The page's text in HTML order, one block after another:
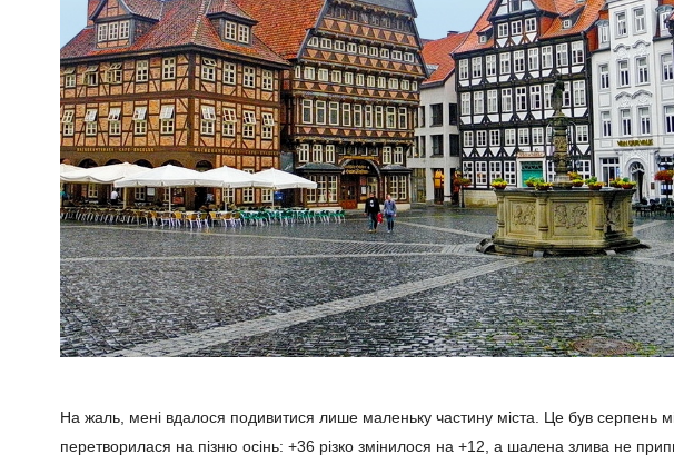
На жаль, мені вдалося подивитися лише маленьку частину міста. Це був серпень
перетворилася на пізню осінь: +36 різко змінилося на +12, а шалена злива не